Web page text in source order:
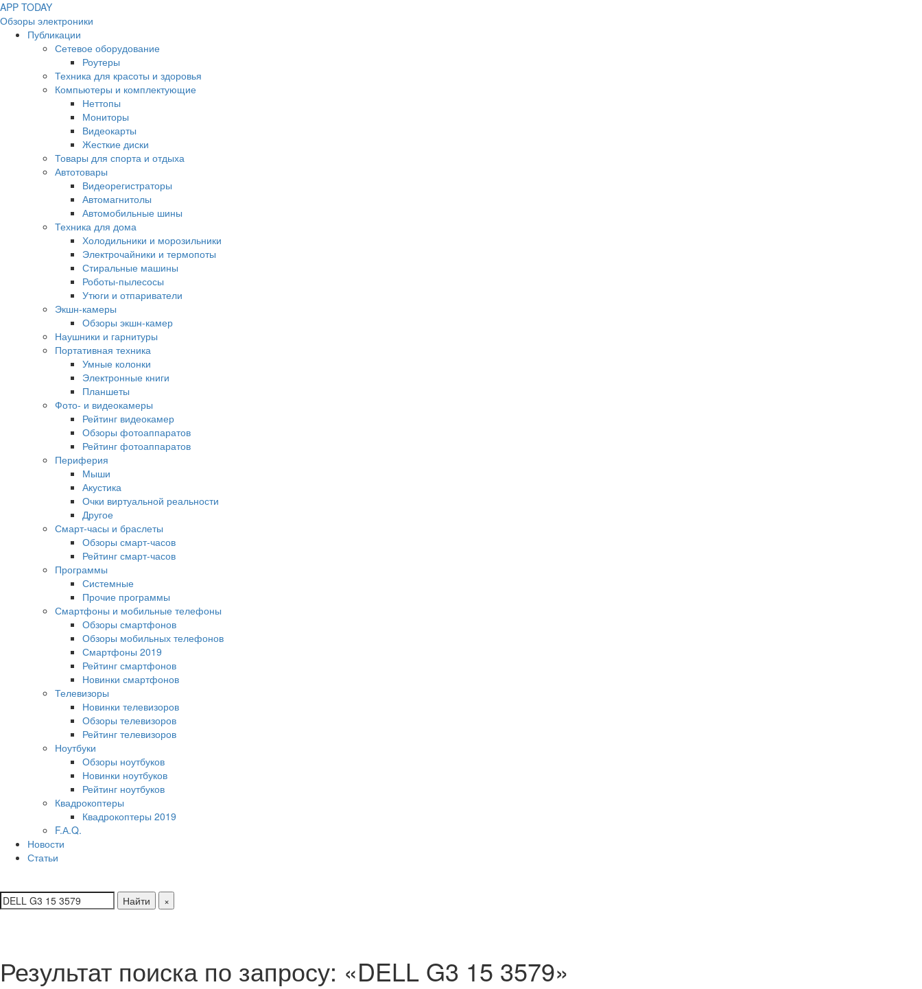
APP TODAY
Обзоры электроники
Публикации
Сетевое оборудование
Роутеры
Техника для красоты и здоровья
Компьютеры и комплектующие
Неттопы
Мониторы
Видеокарты
Жесткие диски
Товары для спорта и отдыха
Автотовары
Видеорегистраторы
Автомагнитолы
Автомобильные шины
Техника для дома
Холодильники и морозильники
Электрочайники и термопоты
Стиральные машины
Роботы-пылесосы
Утюги и отпариватели
Экшн-камеры
Обзоры экшн-камер
Наушники и гарнитуры
Портативная техника
Умные колонки
Электронные книги
Планшеты
Фото- и видеокамеры
Рейтинг видеокамер
Обзоры фотоаппаратов
Рейтинг фотоаппаратов
Периферия
Мыши
Акустика
Очки виртуальной реальности
Другое
Смарт-часы и браслеты
Обзоры смарт-часов
Рейтинг смарт-часов
Программы
Системные
Прочие программы
Смартфоны и мобильные телефоны
Обзоры смартфонов
Обзоры мобильных телефонов
Смартфоны 2019
Рейтинг смартфонов
Новинки смартфонов
Телевизоры
Новинки телевизоров
Обзоры телевизоров
Рейтинг телевизоров
Ноутбуки
Обзоры ноутбуков
Новинки ноутбуков
Рейтинг ноутбуков
Квадрокоптеры
Квадрокоптеры 2019
F.А.Q.
Новости
Статьи
Найти ×
Результат поиска по запросу: «DELL G3 15 3579»